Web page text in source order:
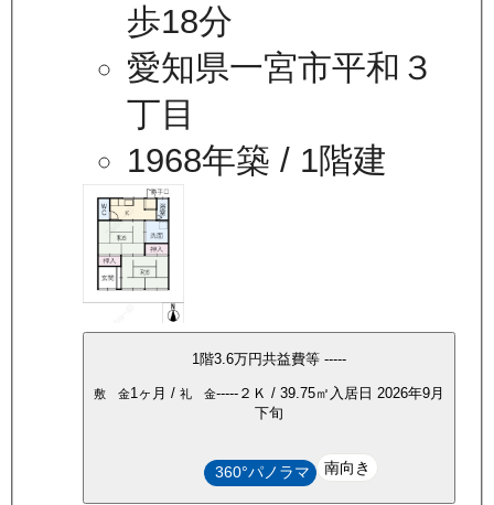
歩18分
愛知県一宮市平和３
丁目
1968年築 / 1階建
1 階3.6万円共益費等 -----
敷 金1ヶ月 / 礼 金----- ２Ｋ / 39.75㎡ 入居日 2026年9月
下旬
360°パノラマ 南向き